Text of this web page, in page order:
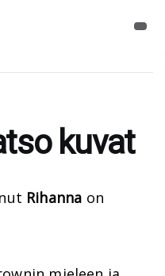
kuvat
Rihanna on